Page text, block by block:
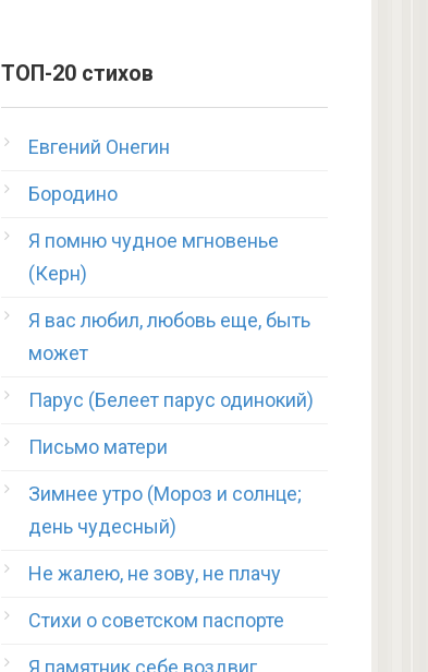
ТОП-20 стихов
Евгений Онегин
Бородино
Я помню чудное мгновенье
(Керн)
Я вас любил, любовь еще, быть
может
Парус (Белеет парус одинокий)
Письмо матери
Зимнее утро (Мороз и солнце;
день чудесный)
Не жалею, не зову, не плачу
Стихи о советском паспорте
Я памятник себе воздвиг